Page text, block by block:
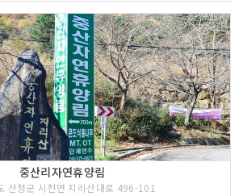
중산리자연휴양림
산청군 시천면 지리산대로 496-101